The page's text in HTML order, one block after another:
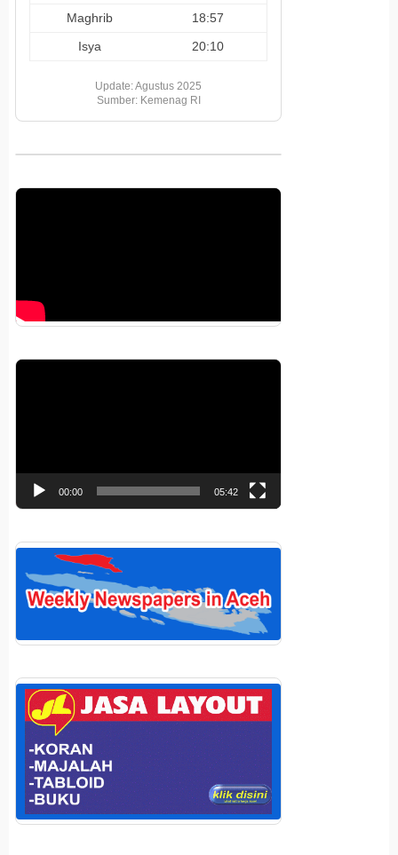
Maghrib
18:57
Isya
20:10
Update: Agustus 2025
Sumber: Kemenag RI
Pemutar
00:00 05:42